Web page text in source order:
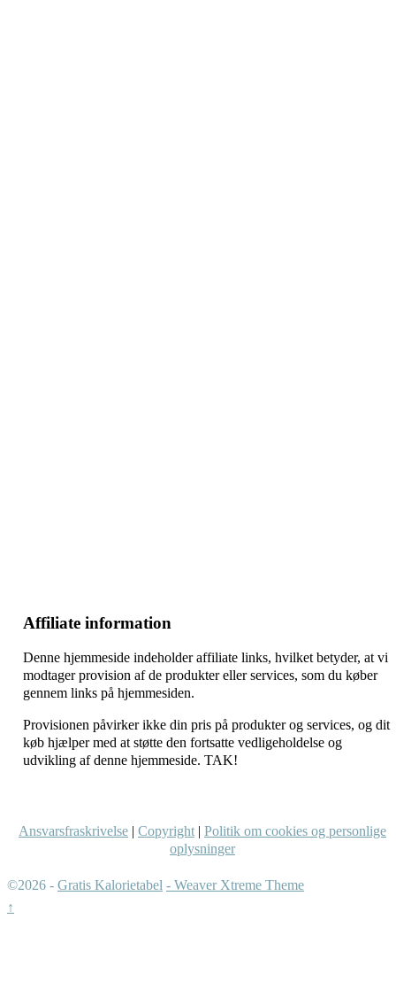
Affiliate information
Denne hjemmeside indeholder affiliate links, hvilket betyder, at vi
modtager provision af de produkter eller services, som du køber
gennem links på hjemmesiden.
Provisionen påvirker ikke din pris på produkter og services, og dit
køb hjælper med at støtte den fortsatte vedligeholdelse og
udvikling af denne hjemmeside. TAK!
Ansvarsfraskrivelse | Copyright | Politik om cookies og personlige
oplysninger
©2026 - Gratis Kalorietabel - Weaver Xtreme Theme
↑